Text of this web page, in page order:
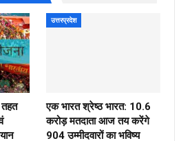
तहत
उत्तरप्रदेश
एक भारत श्रेष्ठ भारत: 10.6
करोड़ मतदाता आज तय करेंगे
904 उम्मीदवारों का भविष्य